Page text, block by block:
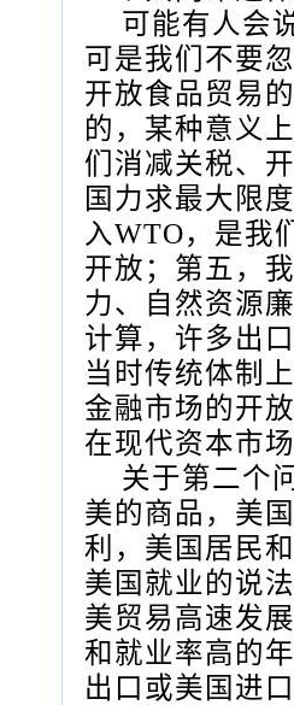
可能有人会
可是我们不要
开放食品贸易
的，某种意义
们消减关税、
国力求最大限
入WTO，是我
开放；第五，
力、自然资源
计算，许多出
当时传统体制
金融市场的开
在现代资本市
关于第二个
美的商品，美
利，美国居民
美国就业的说
美贸易高速发
和就业率高的
出口或美国进